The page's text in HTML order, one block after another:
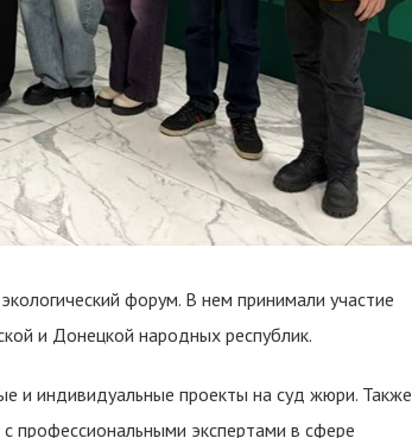
форум. В нем принимали участие
и Донецкой народных республик.
и индивидуальные проекты на суд жюри. Также
профессиональными экспертами в сфере